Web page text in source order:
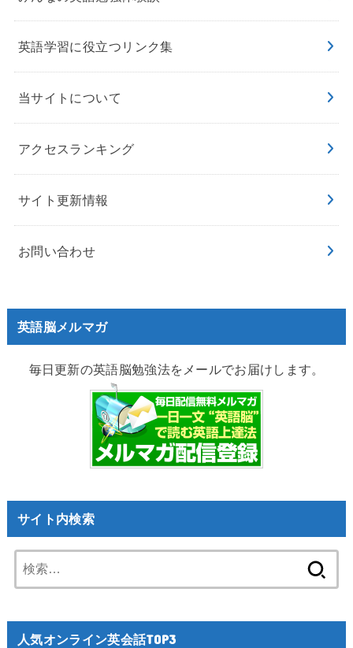
英語学習に役立つリンク集
当サイトについて
アクセスランキング
サイト更新情報
お問い合わせ
英語脳メルマガ
毎日更新の英語脳勉強法をメールでお届けします。
サイト内検索
索:
人気オンライン英会話TOP3